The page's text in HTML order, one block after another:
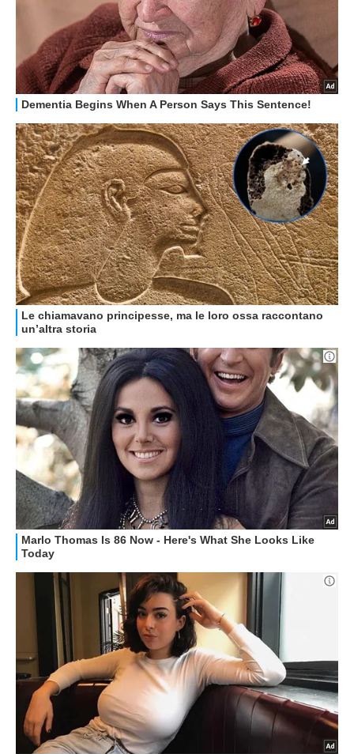
HOW TO